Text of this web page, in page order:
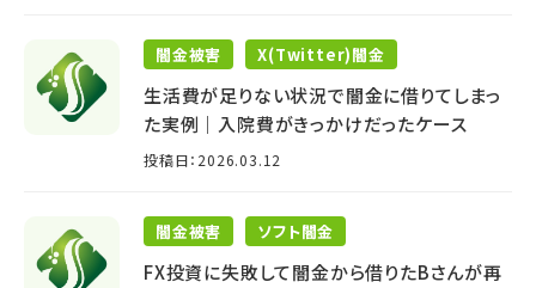
闇金被害 X(Twitter)闇金
生活費が足りない状況で闇金に借りてしまっ
た実例｜入院費がきっかけだったケース
投稿日：2026.03.12
闇金被害 ソフト闇金
FX投資に失敗して闇金から借りたBさんが再